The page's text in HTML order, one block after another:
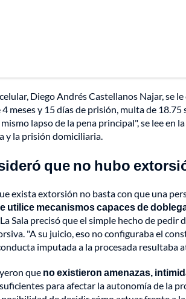
Diego Andrés Castellanos Najar, se
meses y 15 días de prisión, multa de
lapso de la pena principal", se lee en
y la prisión domiciliaria.
que no hubo
exista extorsión no basta con que una
utilice mecanismos capaces de
Sala precisó que el simple hecho de
"A su juicio, eso no configuraba el
imputada a la procesada resultaba
que no existieron amenazas,
para afectar la autonomía de la